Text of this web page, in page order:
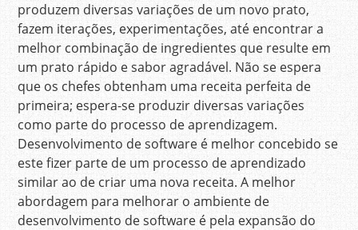
produzem diversas variações de um novo prato,
fazem iterações, experimentações, até encontrar a
melhor combinação de ingredientes que resulte em
um prato rápido e sabor agradável. Não se espera
que os chefes obtenham uma receita perfeita de
primeira; espera-se produzir diversas variações
como parte do processo de aprendizagem.
Desenvolvimento de software é melhor concebido se
este fizer parte de um processo de aprendizado
similar ao de criar uma nova receita. A melhor
abordagem para melhorar o ambiente de
desenvolvimento de software é pela expansão do